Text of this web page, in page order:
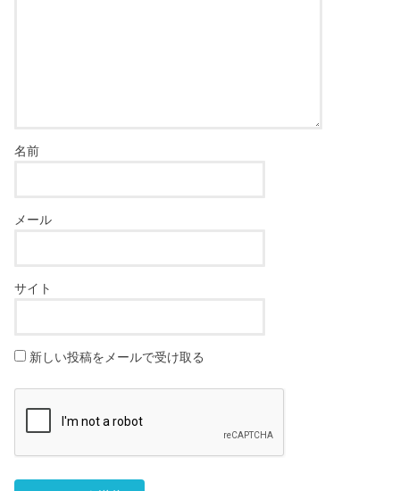
名前
メール
サイト
新しい投稿をメールで受け取る